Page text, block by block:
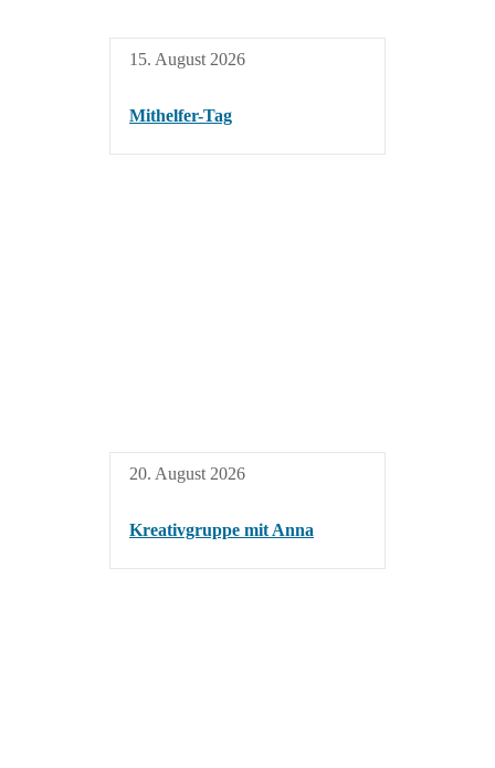
15. August 2026
Mithelfer-Tag
20. August 2026
Kreativgruppe mit Anna